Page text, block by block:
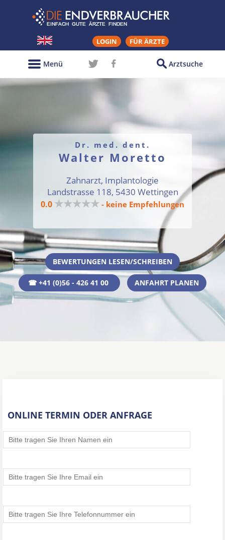
LOGIN FÜR ÄRZTE
Arztsuche
Menü
Dr. med. dent.
Walter Moretto
Zahnarzt, Implantologie
Landstrasse 118, 5430 Wettingen
0.0 ★★★★★ - keine Empfehlungen
BEWERTUNGEN LESEN/SCHREIBEN
☎ +41 (0)56 - 426 41 00 ANFAHRT PLANEN
ONLINE TERMIN ODER ANFRAGE